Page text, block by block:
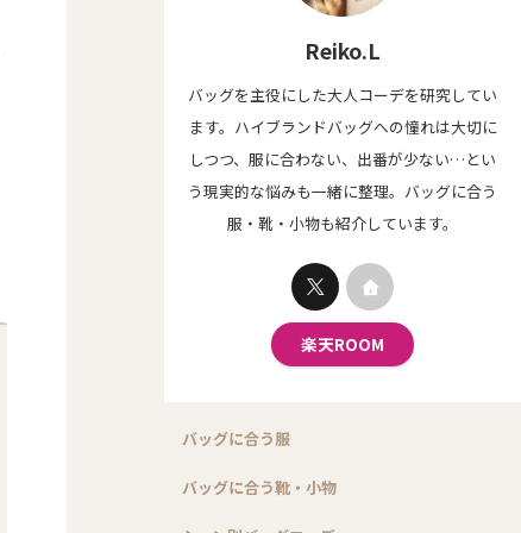
Reiko.L
バッグを主役にした大人コーデを研究してい
ます。ハイブランドバッグへの憧れは大切に
しつつ、服に合わない、出番が少ない…とい
う現実的な悩みも一緒に整理。バッグに合う
服・靴・小物も紹介しています。
楽天ROOM
バッグに合う服
バッグに合う靴・小物